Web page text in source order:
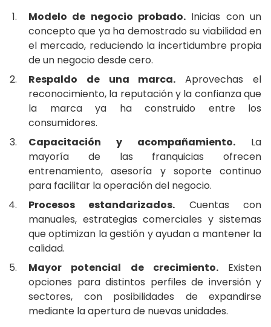
Modelo de negocio probado. Inicias con un
concepto que ya ha demostrado su viabilidad en
el mercado, reduciendo la incertidumbre propia
de un negocio desde cero.
Respaldo de una marca. Aprovechas el
reconocimiento, la reputación y la confianza que
la marca ya ha construido entre los
consumidores.
Capacitación y acompañamiento. La
mayoría de las franquicias ofrecen
entrenamiento, asesoría y soporte continuo
para facilitar la operación del negocio.
Procesos estandarizados. Cuentas con
manuales, estrategias comerciales y sistemas
que optimizan la gestión y ayudan a mantener la
calidad.
Mayor potencial de crecimiento.Existen
opciones para distintos perfiles de inversión y
sectores, con posibilidades de expandirse
mediante la apertura de nuevas unidades.